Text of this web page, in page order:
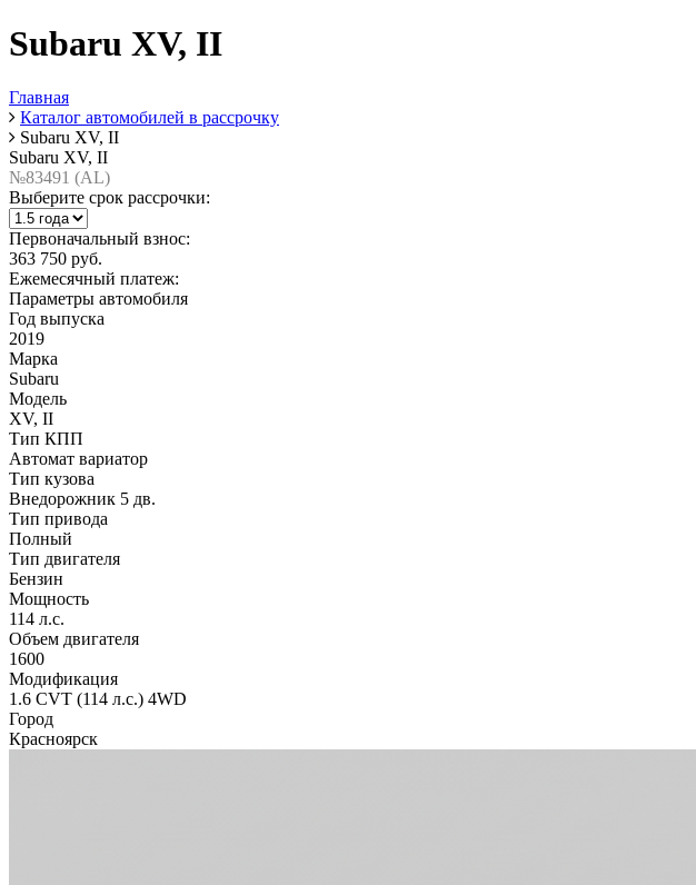
Subaru XV, II
Главная
Каталог автомобилей в рассрочку
Subaru XV, II
Subaru XV, II
№83491 (AL)
Выберите срок рассрочки:
Первоначальный взнос:
363 750 руб.
Ежемесячный платеж:
Параметры автомобиля
Год выпуска
2019
Марка
Subaru
Модель
XV, II
Тип КПП
Автомат вариатор
Тип кузова
Внедорожник 5 дв.
Тип привода
Полный
Тип двигателя
Бензин
Мощность
114 л.с.
Объем двигателя
1600
Модификация
1.6 CVT (114 л.с.) 4WD
Город
Красноярск